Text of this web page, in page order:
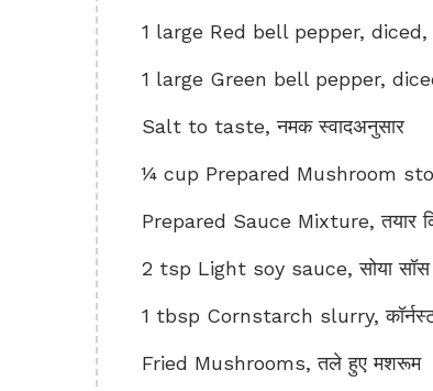
1 large Red bell pepper, diced,
1 large Green bell pepper,
Salt to taste, नमक स्वादअनुसार
¼ cup Prepared Mushroom
Prepared Sauce Mixture, तयार
2 tsp Light soy sauce, सोया सॉस
1 tbsp Cornstarch slurry,
Fried Mushrooms, तले हुए मशरूम